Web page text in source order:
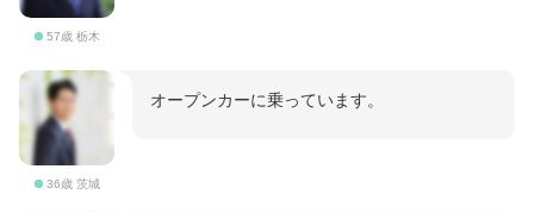
57歳 栃木
36歳 茨城
オープンカーに乗っています。